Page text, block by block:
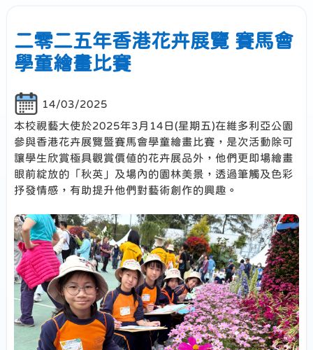
二零二五年香港花卉展覽 賽馬會
學童繪畫比賽
14/03/2025
本校視藝大使於2025年3月14日(星期五)在維多利亞公園
參與香港花卉展覽暨賽馬會學童繪畫比賽，是次活動除可
讓學生欣賞極具觀賞價值的花卉展品外，他們更即場繪畫
眼前綻放的「秋英」及場內的園林美景，透過筆觸及色彩
抒發情感，有助提升他們對藝術創作的興趣。